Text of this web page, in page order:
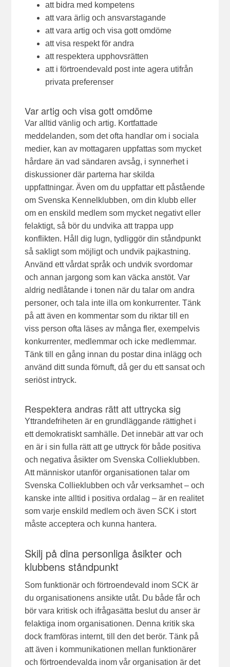
att bidra med kompetens
att vara ärlig och ansvarstagande
att vara artig och visa gott omdöme
att visa respekt för andra
att respektera upphovsrätten
att i förtroendevald post inte agera utifrån
privata preferenser
Var artig och visa gott omdöme
Var alltid vänlig och artig. Kortfattade
meddelanden, som det ofta handlar om i sociala
medier, kan av mottagaren uppfattas som mycket
hårdare än vad sändaren avsåg, i synnerhet i
diskussioner där parterna har skilda
uppfattningar. Även om du uppfattar ett påstående
om Svenska Kennelklubben, om din klubb eller
om en enskild medlem som mycket negativt eller
felaktigt, så bör du undvika att trappa upp
konflikten. Håll dig lugn, tydliggör din ståndpunkt
så sakligt som möjligt och undvik pajkastning.
Använd ett vårdat språk och undvik svordomar
och annan jargong som kan väcka anstöt. Var
aldrig nedlåtande i tonen när du talar om andra
personer, och tala inte illa om konkurrenter. Tänk
på att även en kommentar som du riktar till en
viss person ofta läses av många fler, exempelvis
konkurrenter, medlemmar och icke medlemmar.
Tänk till en gång innan du postar dina inlägg och
använd ditt sunda förnuft, då ger du ett sansat och
seriöst intryck.
Respektera andras rätt att uttrycka sig
Yttrandefriheten är en grundläggande rättighet i
ett demokratiskt samhälle. Det innebär att var och
en är i sin fulla rätt att ge uttryck för både positiva
och negativa åsikter om Svenska Collieklubben.
Att människor utanför organisationen talar om
Svenska Collieklubben och vår verksamhet – och
kanske inte alltid i positiva ordalag – är en realitet
som varje enskild medlem och även SCK i stort
måste acceptera och kunna hantera.
Skilj på dina personliga åsikter och
klubbens ståndpunkt
Som funktionär och förtroendevald inom SCK är
du organisationens ansikte utåt. Du både får och
bör vara kritisk och ifrågasätta beslut du anser är
felaktiga inom organisationen. Denna kritik ska
dock framföras internt, till den det berör. Tänk på
att även i kommunikationen mellan funktionärer
och förtroendevalda inom vår organisation är det